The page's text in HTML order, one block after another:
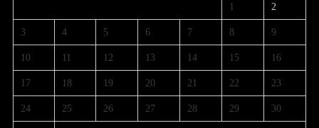
1 2
3 4 5 6 7 8 9
10 11 12 13 14 15 16
17 18 19 20 21 22 23
24 25 26 27 28 29 30